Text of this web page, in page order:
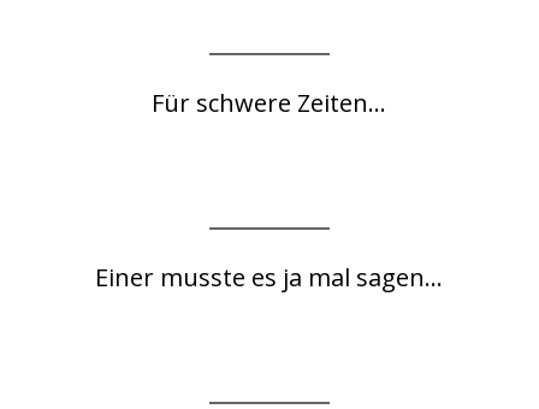
Für schwere Zeiten...
Einer musste es ja mal sagen...